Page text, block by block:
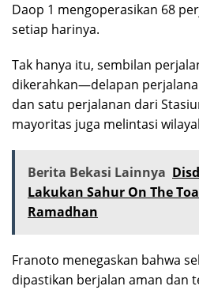
Daop 1 mengoperasikan 68
setiap harinya.
Tak hanya itu, sembilan
dikerahkan—delapan
dan satu perjalanan dari
mayoritas juga melintasi
Berita Bekasi Lainnya
Lakukan Sahur On The
Ramadhan
Franoto menegaskan bahwa
dipastikan berjalan aman dan